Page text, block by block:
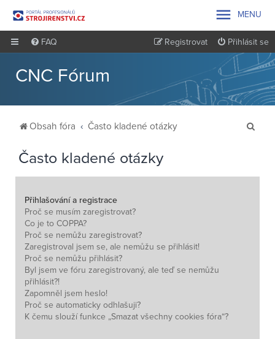
 MENU
FAQ Přihlásit se
Registrovat
CNC Fórum
Obsah fóra Často kladené otázky
d
Často kladené otázky
Přihlašování a registrace
Proč se musím zaregistrovat?
Co je to COPPA?
Proč se nemůžu zaregistrovat?
Zaregistroval jsem se, ale nemůžu se přihlásit!
Proč se nemůžu přihlásit?
Byl jsem ve fóru zaregistrovaný, ale teď se nemůžu
přihlásit?!
Zapomněl jsem heslo!
Proč se automaticky odhlašuji?
K čemu slouží funkce „Smazat všechny cookies fóra“?